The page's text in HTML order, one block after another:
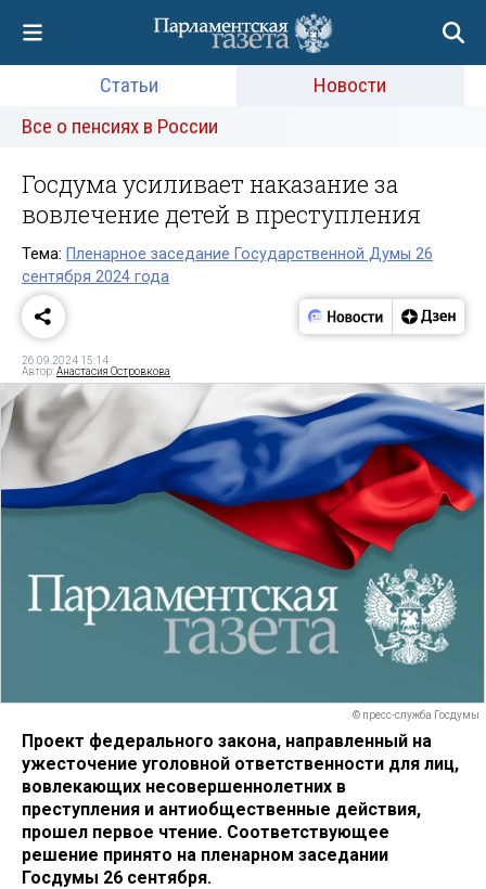
Статьи
Новости
Все о пенсиях в России
Госдума усиливает наказание за
вовлечение детей в преступления
Тема: Пленарное заседание Государственной Думы 26
сентября 2024 года
26.09.2024 15:14
Автор:Анастасия Островкова
© пресс-служба Госдумы
Проект федерального закона, направленный на
ужесточение уголовной ответственности для лиц,
вовлекающих несовершеннолетних в
преступления и антиобщественные действия,
прошел первое чтение. Соответствующее
решение принято на пленарном заседании
Госдумы 26 сентября.